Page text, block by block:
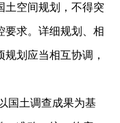
空间规划，不得突
要求。详细规划、相
划应当相互协调，
土调查成果为基